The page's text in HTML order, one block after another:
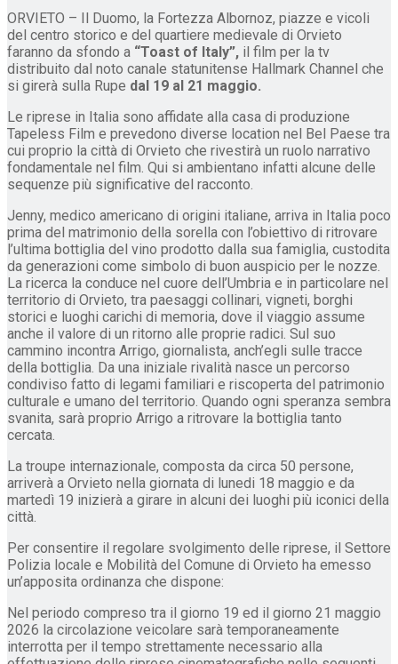
ORVIETO – Il Duomo, la Fortezza Albornoz, piazze e vicoli
del centro storico e del quartiere medievale di Orvieto
faranno da sfondo a “Toast of Italy”, il film per la tv
distribuito dal noto canale statunitense Hallmark Channel che
si girerà sulla Rupe dal 19 al 21 maggio.
Le riprese in Italia sono affidate alla casa di produzione
Tapeless Film e prevedono diverse location nel Bel Paese tra
cui proprio la città di Orvieto che rivestirà un ruolo narrativo
fondamentale nel film. Qui si ambientano infatti alcune delle
sequenze più significative del racconto.
Jenny, medico americano di origini italiane, arriva in Italia poco
prima del matrimonio della sorella con l’obiettivo di ritrovare
l’ultima bottiglia del vino prodotto dalla sua famiglia, custodita
da generazioni come simbolo di buon auspicio per le nozze.
La ricerca la conduce nel cuore dell’Umbria e in particolare nel
territorio di Orvieto, tra paesaggi collinari, vigneti, borghi
storici e luoghi carichi di memoria, dove il viaggio assume
anche il valore di un ritorno alle proprie radici. Sul suo
cammino incontra Arrigo, giornalista, anch’egli sulle tracce
della bottiglia. Da una iniziale rivalità nasce un percorso
condiviso fatto di legami familiari e riscoperta del patrimonio
culturale e umano del territorio. Quando ogni speranza sembra
svanita, sarà proprio Arrigo a ritrovare la bottiglia tanto
cercata.
La troupe internazionale, composta da circa 50 persone,
arriverà a Orvieto nella giornata di lunedi 18 maggio e da
martedì 19 inizierà a girare in alcuni dei luoghi più iconici della
città.
Per consentire il regolare svolgimento delle riprese, il Settore
Polizia locale e Mobilità del Comune di Orvieto ha emesso
un’apposita ordinanza che dispone:
Nel periodo compreso tra il giorno 19 ed il giorno 21 maggio
2026 la circolazione veicolare sarà temporaneamente
interrotta per il tempo strettamente necessario alla